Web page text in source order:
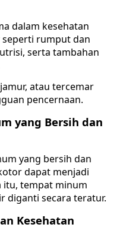
dalam kesehatan
seperti rumput dan
serta tambahan
atau tercemar
pencernaan.
yang Bersih dan
yang bersih dan
dapat menjadi
itu, tempat minum
diganti secara teratur.
Kesehatan